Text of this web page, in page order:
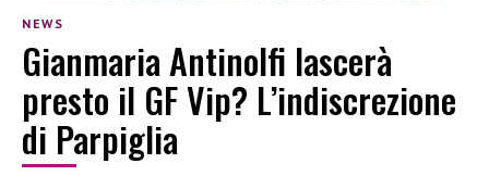
NEWS
Gianmaria Antinolfi lascerà
presto il GF Vip? L’indiscrezione
di Parpiglia